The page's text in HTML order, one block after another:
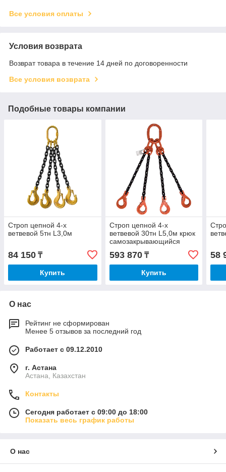
Все условия оплаты
Условия возврата
Возврат товара в течение 14 дней по договоренности
Все условия возврата
Подобные товары компании
Строп цепной 4-х
ветвевой 5тн L3,0м
84 150 ₸
Купить
Строп цепной 4-х
ветвевой 30тн L5,0м крюк
самозакрывающийся
593 870₸
Купить
58
О нас
Рейтинг не сформирован
Менее 5 отзывов за последний год
Работает с 09.12.2010
г. Астана
Астана, Казахстан
Контакты
Сегодня работает с 09:00 до 18:00
Показать весь график работы
О нас